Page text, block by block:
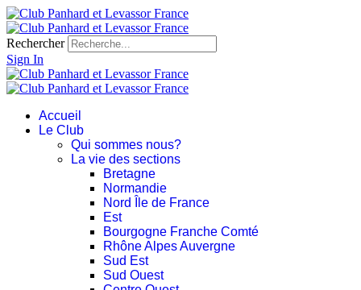
Rechercher
Sign In
Accueil
Le Club
Qui sommes nous?
La vie des sections
Bretagne
Normandie
Nord Île de France
Est
Bourgogne Franche Comté
Rhône Alpes Auvergne
Sud Est
Sud Ouest